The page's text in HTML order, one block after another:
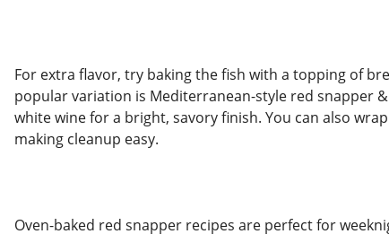
For extra flavor, try baking the fish with a topping of
popular variation is Mediterranean-style red snapper
white wine for a bright, savory finish. You can also
making cleanup easy.
Oven-baked red snapper recipes are perfect for